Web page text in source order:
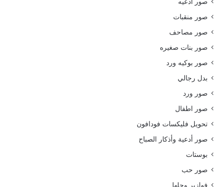
صور ادعيه
صور منقبات
صور مصاحف
صور بنات صغيره
صور بوكيه ورد
بدل رجالي
صور ورد
صور اطفال
تحويل فليكسات فودافون
صور أدعية وأذكار الصباح
بوستات
صور حب
فوازير وحلها